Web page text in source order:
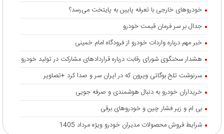
خودروهای خارجی با تعرفه پایین به پایتخت می‌رسد؟
جدال بر سر فرمان قیمت خودرو
خبر مهم درباره واردات خودرو از فرودگاه امام خمینی
هشدار سخنگوی شورای رقابت درباره قرارداد‌های مشارکت در تولید خودرو
سرنوشت تلخ بوگاتی ویرون که در ایران سر و صدا کرد +تصاویر
خریداران خودرو به دنبال هوشمندی و صرفه جویی
بی ام و زیر فشار چین و خودروهای برقی
شرایط فروش محصولات مدیران خودرو ویژه مرداد 1405